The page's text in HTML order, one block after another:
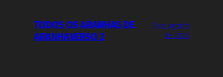
TODOS OS ARANHAS DE
ARANHAVERSO 2
3 de agosto
de 2026